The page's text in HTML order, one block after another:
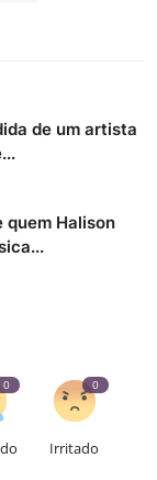
de um artista
quem Halison
0 0
Irritado